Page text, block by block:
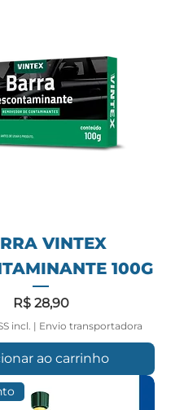
VINTEX
100G
Preço
R$ 28,90
incl. | Envio transportadora
ao carrinho